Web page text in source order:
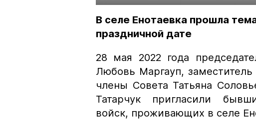
В селе Енотаевка прошла
праздничной дате
28 мая 2022 года
Любовь Маргауп,
члены Совета Татьяна
Татарчук пригласили
войск, проживающих в селе